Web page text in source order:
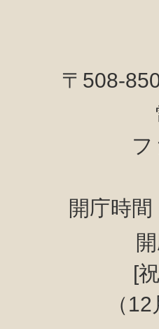
〒508-
開庁時
[
（